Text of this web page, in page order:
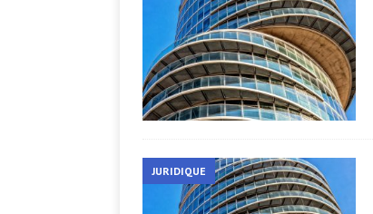
JURIDIQUE